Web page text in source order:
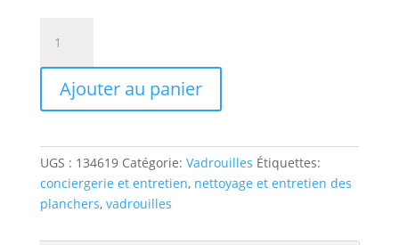
134619
handle
metal
white
w/threaded
plastic
end
Ajouter au panier
UGS : 134619 Catégorie: Vadrouilles Étiquettes:
conciergerie et entretien, nettoyage et entretien des
planchers, vadrouilles